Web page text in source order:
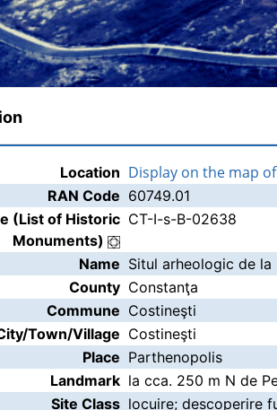
Location Display on the map
RAN Code 60749.01
(List of Historic
Monuments)
CT-I-s-B-02638
Name Situl arheologic de
County Constanţa
Commune Costineşti
Town/Village Costineşti
Place Parthenopolis
Landmark la cca. 250 m N de
Site Class locuire; descoperire